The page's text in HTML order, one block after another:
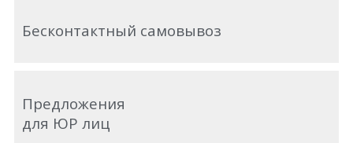
Бесконтактный самовывоз
Предложения
для ЮР лиц